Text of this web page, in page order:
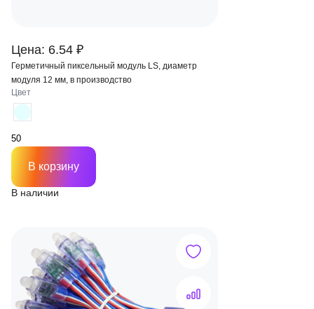
Цена: 6.54 ₽
Герметичный пиксельный модуль LS, диаметр
модуля 12 мм, в производство
В наличии
Цвет
В корзину